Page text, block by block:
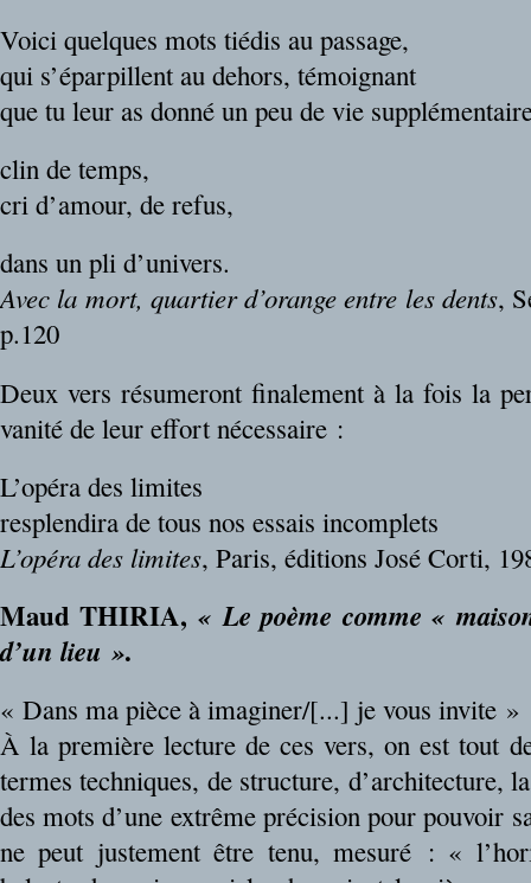
Voici quelques mots tiédis au passage,
qui s’éparpillent au dehors, témoignant
que tu leur as donné un peu de vie
clin de temps,
cri d’amour, de refus,
dans un pli d’univers.
Avec la mort, quartier d’orange entre les dents,
p.120
Deux vers résumeront finalement à la fois la
vanité de leur effort nécessaire :
L’opéra des limites
resplendira de tous nos essais incomplets
L’opéra des limites, Paris, éditions José Corti,
Maud THIRIA, « Le poème comme «
d’un lieu ».
« Dans ma pièce à imaginer/[...] je vous invite »
À la première lecture de ces vers, on est tout
termes techniques, de structure, d’architecture,
des mots d’une extrême précision pour pouvoir
ne peut justement être tenu, mesuré : «